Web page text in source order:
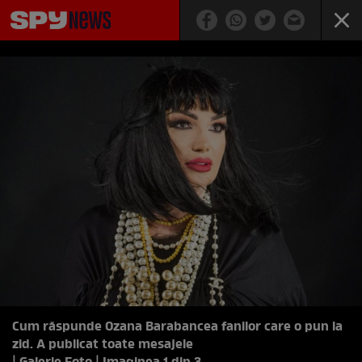
Cum răspunde Ozana Barabancea fanilor care o pun la
zid. A publicat toate mesajele